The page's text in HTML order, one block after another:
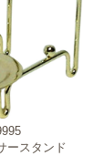
ースタンド